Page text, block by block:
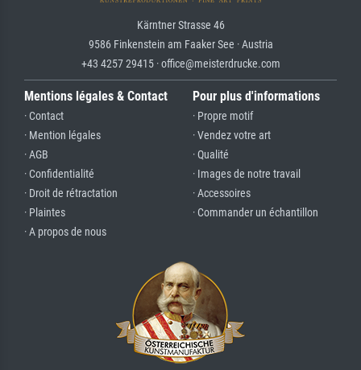
Kärntner Strasse 46
9586 Finkenstein am Faaker See · Austria
+43 4257 29415 · office@meisterdrucke.com
Mentions légales & Contact
· Contact
· Mention légales
· AGB
· Confidentialité
· Droit de rétractation
· Plaintes
· A propos de nous
Pour plus d'informations
· Propre motif
· Vendez votre art
· Qualité
· Images de notre travail
· Accessoires
· Commander un échantillon